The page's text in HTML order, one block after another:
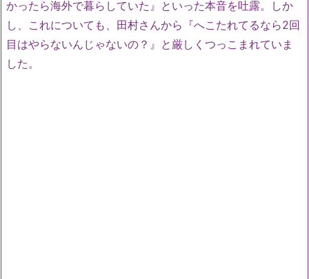
かったら海外で暮らしていた』といった本音を吐露。しか
し、これについても、田村さんから『へこたれてるなら2回
目はやらないんじゃないの？』と厳しくつっこまれていま
した。